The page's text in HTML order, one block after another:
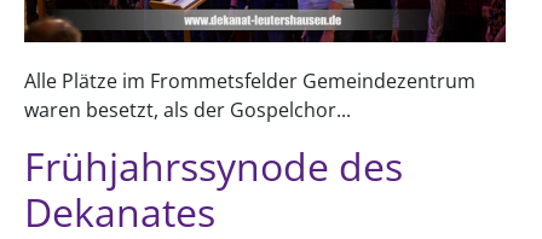
Alle Plätze im Frommetsfelder Gemeindezentrum
waren besetzt, als der Gospelchor...
Frühjahrssynode des
Dekanates